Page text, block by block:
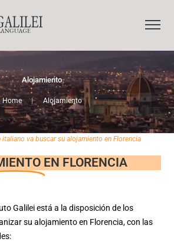
Alojamiento
Home | Alojamiento
italiano va buscar su alojamiento en Florencia
EN FLORENCIA
Galilei está a la disposición de los
su alojamiento en Florencia, con las